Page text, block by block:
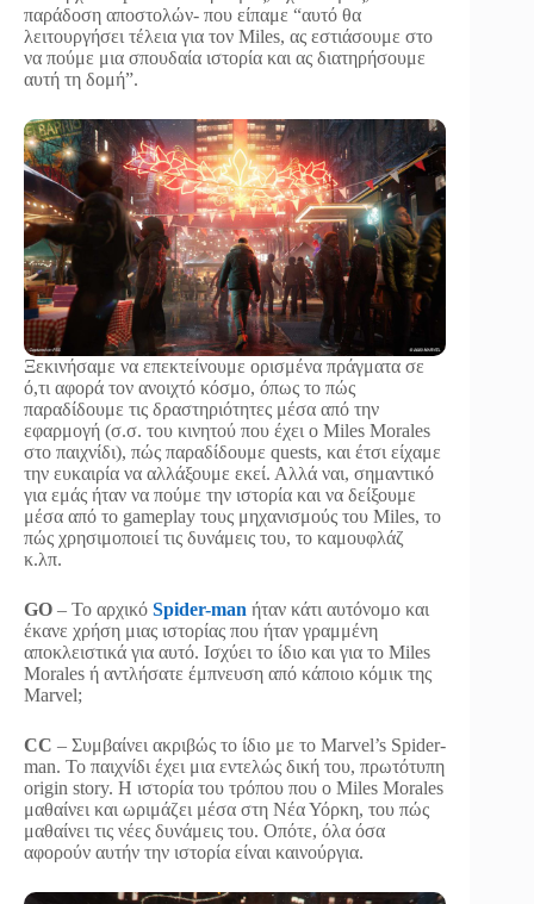
παράδοση αποστολών- που είπαμε “αυτό θα
λειτουργήσει τέλεια για τον Miles, ας εστιάσουμε στο
να πούμε μια σπουδαία ιστορία και ας διατηρήσουμε
αυτή τη δομή”.
Ξεκινήσαμε να επεκτείνουμε ορισμένα πράγματα σε
ό,τι αφορά τον ανοιχτό κόσμο, όπως το πώς
παραδίδουμε τις δραστηριότητες μέσα από την
εφαρμογή (σ.σ. του κινητού που έχει ο Miles Morales
στο παιχνίδι), πώς παραδίδουμε quests, και έτσι είχαμε
την ευκαιρία να αλλάξουμε εκεί. Αλλά ναι, σημαντικό
για εμάς ήταν να πούμε την ιστορία και να δείξουμε
μέσα από το gameplay τους μηχανισμούς του Miles, το
πώς χρησιμοποιεί τις δυνάμεις του, το καμουφλάζ
κ.λπ.
GO – Το αρχικό Spider-man ήταν κάτι αυτόνομο και
έκανε χρήση μιας ιστορίας που ήταν γραμμένη
αποκλειστικά για αυτό. Ισχύει το ίδιο και για το Miles
Morales ή αντλήσατε έμπνευση από κάποιο κόμικ της
Marvel;
CC – Συμβαίνει ακριβώς το ίδιο με το Marvel’s Spider-
man. Το παιχνίδι έχει μια εντελώς δική του, πρωτότυπη
origin story. Η ιστορία του τρόπου που ο Miles Morales
μαθαίνει και ωριμάζει μέσα στη Νέα Υόρκη, του πώς
μαθαίνει τις νέες δυνάμεις του. Οπότε, όλα όσα
αφορούν αυτήν την ιστορία είναι καινούργια.